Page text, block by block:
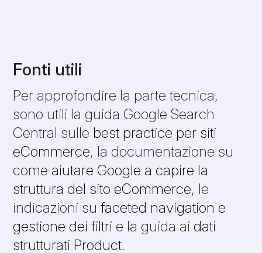
Fonti utili
Per approfondire la parte tecnica,
sono utili la guida Google Search
Central sulle best practice per siti
eCommerce, la documentazione su
come aiutare Google a capire la
struttura del sito eCommerce, le
indicazioni sufaceted navigation e
gestione dei filtri e la guida aidati
strutturati Product.